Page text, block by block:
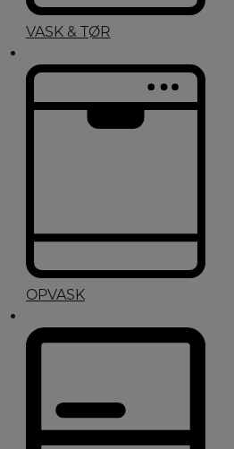
VASK & TØR
OPVASK